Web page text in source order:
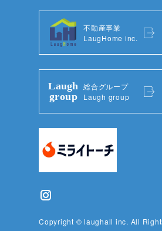
不動産事業
LaugHome inc.
総合グループ
Laugh group
Copyright © laughall inc. All